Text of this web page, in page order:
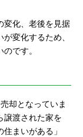
変化、老後を見据
変化するため、
です。
却となっていま
譲渡された家を
まいがある」